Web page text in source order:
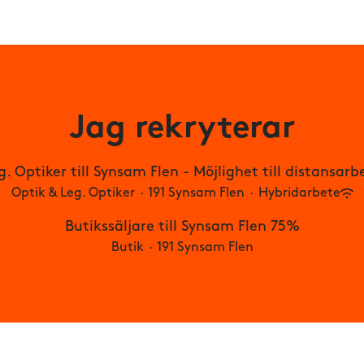
Jag rekryterar
Optiker till Synsam Flen - Möjlighet till
Optik & Leg. Optiker · 191 Synsam Flen · Hybridarbete
Butikssäljare till Synsam Flen 75%
Butik · 191 Synsam Flen